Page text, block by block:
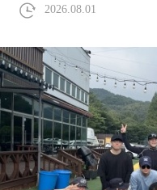
2026.08.01